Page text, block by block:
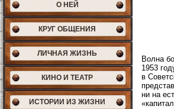
О НЕЙ
КРУГ ОБЩЕНИЯ
ЛИЧНАЯ ЖИЗНЬ
КИНО И ТЕАТР
ИСТОРИИ ИЗ ЖИЗНИ
Волна
1953
в
ни на